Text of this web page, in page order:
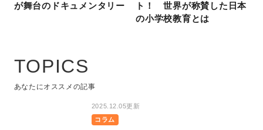
が舞台のドキュメンタリー
ト！ 世界が称賛した日本
の小学校教育とは
TOPICS
あなたにオススメの記事
2025.12.05更新
コラム